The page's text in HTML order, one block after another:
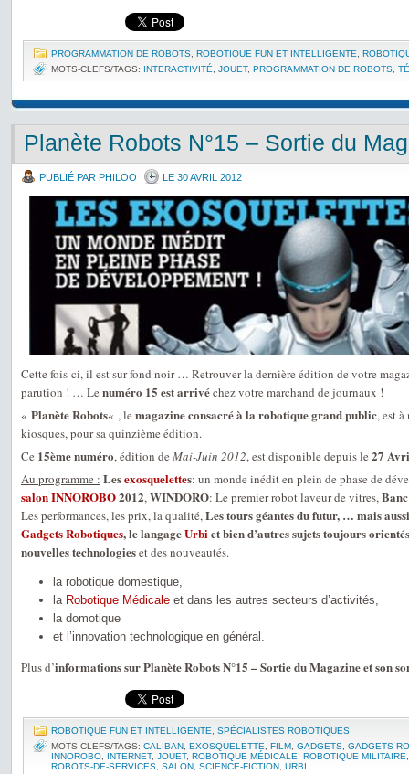
PROGRAMMATION DE ROBOTS ROBOTIQUE FUN ET INTELLIGENTE
MOTS-CLEFS/TAGS: INTERACTIVITÉ JOUET, PROGRAMMATION DE ROBOTS
Planète Robots N°15 – Sortie du
PUBLIÉ PAR PHILOO LE 30 AVRIL 2012
Cette fois-ci, il est sur fond noir … Retrouver la dernière édition de votre
parution ! … Le numéro 15 est arrivéchez votre marchand de journaux !
« Planète Robots« , le magazine consacré à la robotique grand public, est
kiosques, pour sa quinzième édition.
Ce 15ème numéro, édition de Mai-Juin 2012, est disponible depuis le 27
Au programme : Lesexosquelettes: un monde inédit en plein de phase de
salonINNOROBO2012,WINDORO: Le premier robot laveur de vitres,
Les performances, les prix, la qualité,Les tours géantes du futur, … mais
Gadgets Robotiques, le langageUrbiet bien d’autres sujets toujours
nouvelles technologieset des nouveautés.
la robotique domestique,
la Robotique Médicale et dans les autres secteurs d’activités,
la domotique
et l’innovation technologique en général.
Plus d’informations sur Planète Robots N°15 – Sortie du Magazine et son
ROBOTIQUE FUN ET INTELLIGENTE
SPÉCIALISTES ROBOTIQUES
MOTS-CLEFS/TAGS: CALIBAN EXOSQUELETTE FILM GADGETS GADGETS
INNOROBO
INTERNET, JOUET, ROBOTIQUE MÉDICALE ROBOTIQUE MILITAIRE
ROBOTS-DE-SERVICES SALON SCIENCE-FICTION URBI